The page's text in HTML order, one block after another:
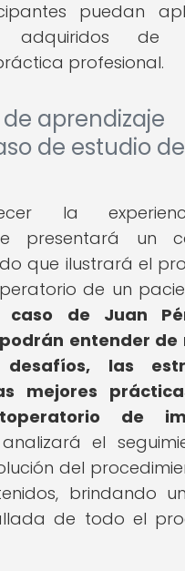
puedan
adquiridos de
profesional.
aprendizaje
de estudio
la
presentará un
que ilustrará el
de un
de Juan
entender de
las
mejores
de
el
del
brindando
de todo el